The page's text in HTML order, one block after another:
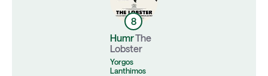
8
HumrThe
Lobster
Yorgos
Lanthimos